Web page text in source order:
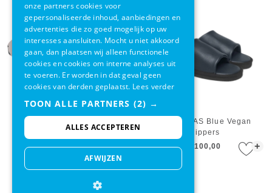
+
Slipper Ipanema Women
Animal Print Grey/Bronze
€ 27,99 € 21,95 +
Slipper OAS Blue Vegan
Slippers
€ 100,00
onze partners cookies voor
gepersonaliseerde inhoud, aanbiedingen en
advertenties die zo goed mogelijk op uw
interesses aansluiten. Mocht u niet akkoord
gaan, dan plaatsen wij alleen functionele
cookies en cookies om interne analyses uit
te voeren. Er worden in dat geval geen
cookies van derden geplaatst. Lees verder
TOON ALLE PARTNERS (2) →
ALLES ACCEPTEREN
AFWIJZEN